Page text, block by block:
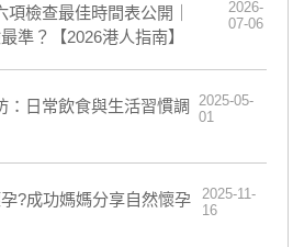
檢查最佳時間表公開｜
準？【2026港人指南】
2026-
07-06
：日常飲食與生活習慣調
2025-05-
01
?成功媽媽分享自然懷孕
2025-11-
16